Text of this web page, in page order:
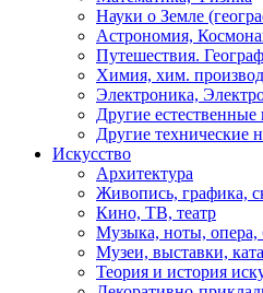
Науки о Земле
Астрономия,
Путешествия.
Химия, хим.
Электроника,
Другие
Другие технические
Искусство
Архитектура
Живопись, графика,
Кино, ТВ, театр
Музыка, ноты, опера,
Музеи, выставки,
Теория и история